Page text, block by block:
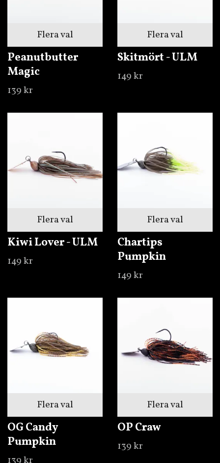
Flera val
Peanutbutter
Magic
139 kr
Flera val
Skitmört - ULM
149 kr
Flera val
Kiwi Lover - ULM
149 kr
Flera val
Chartips
Pumpkin
149 kr
Flera val
OG Candy
Pumpkin
Flera val
OP Craw
139 kr